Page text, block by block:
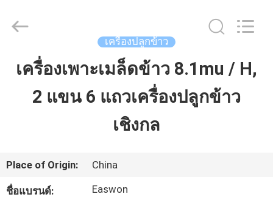
บ้าน
เกี่ยว
กับ
Ruixiang
Import
เครื่องปลูกข้าว
เครื่องเพาะเมล็ดข้าว 8.1mu / H,
2 แขน 6 แถวเครื่องปลูกข้าว
เชิงกล
Place of Origin: China
ชื่อแบรนด์: Easwon